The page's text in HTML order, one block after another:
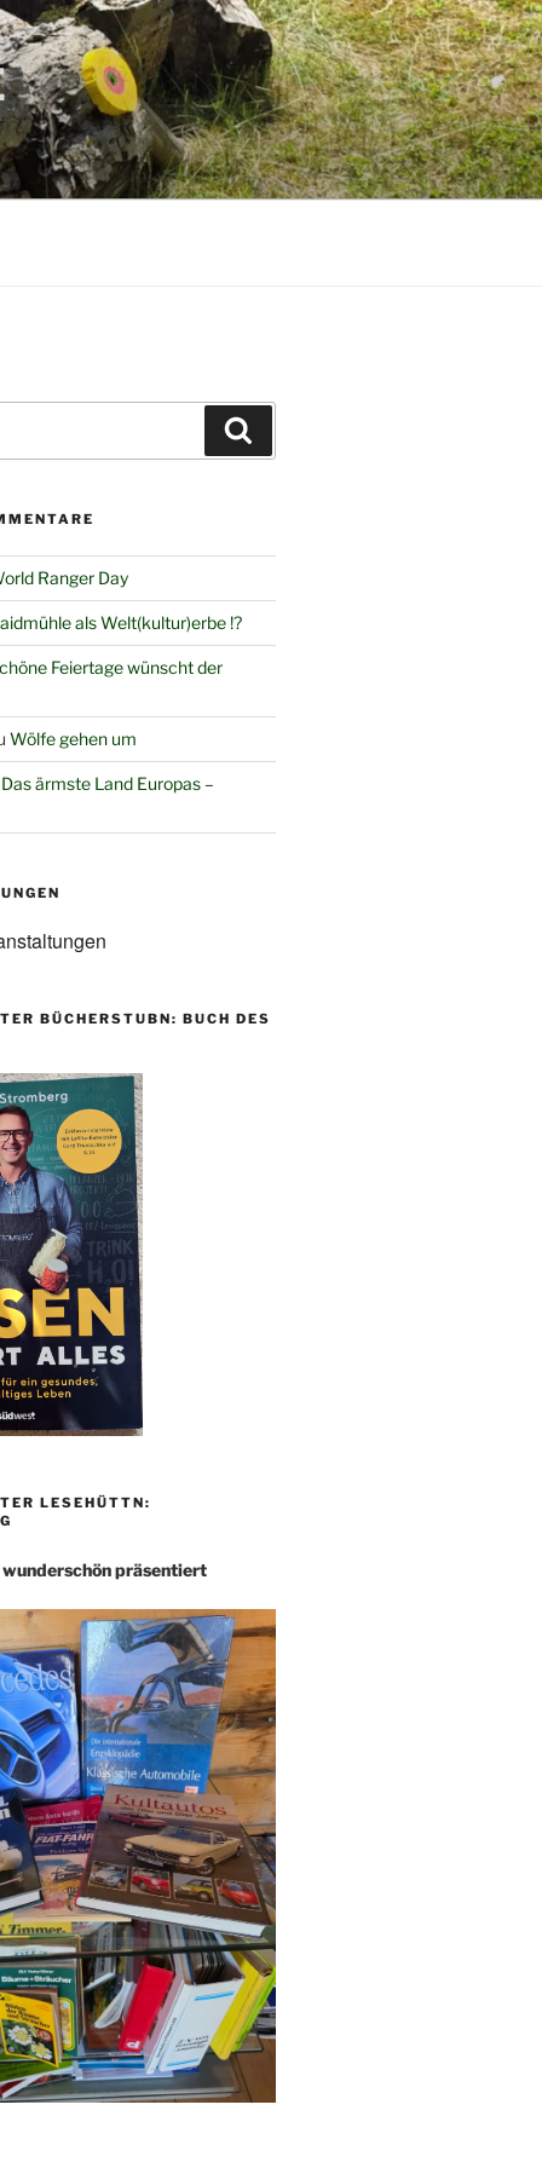
Ranger Day
als Welt(kultur)erbe !?
Feiertage wünscht der
Wölfe gehen um
Das ärmste Land Europas –
BÜCHERSTUBN: BUCH DES
LESEHÜTTN:
präsentiert